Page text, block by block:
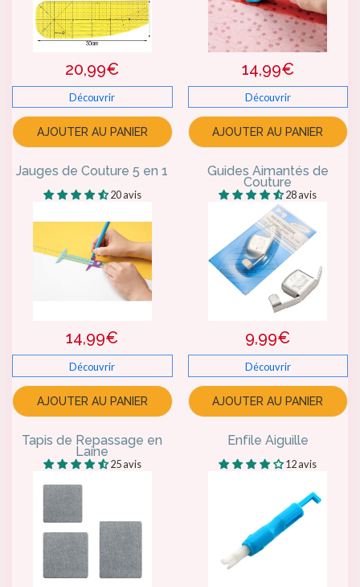
20,99€
Découvrir
AJOUTER AU PANIER
14,99€
Découvrir
AJOUTER AU PANIER
Jauges de Couture 5 en 1
20 avis
14,99€
Découvrir
AJOUTER AU PANIER
Guides Aimantés de
Couture
28 avis
9,99€
Découvrir
AJOUTER AU PANIER
Tapis de Repassage en
Laine
25 avis
Enfile Aiguille
12 avis